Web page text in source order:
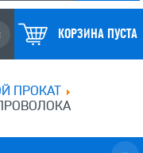
КОРЗИНА ПУСТА
ПРОКАТ